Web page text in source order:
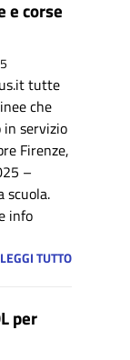
e corse
tutte
che
servizio
Firenze,
–
scuola.
info
LEGGI TUTTO
per